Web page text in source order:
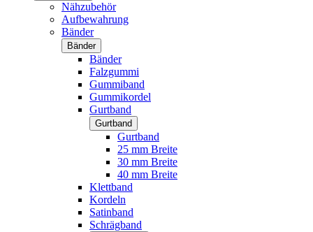
Nähzubehör
Aufbewahrung
Bänder
Bänder
Bänder
Falzgummi
Gummiband
Gummikordel
Gurtband
Gurtband
Gurtband
25 mm Breite
30 mm Breite
40 mm Breite
Klettband
Kordeln
Satinband
Schrägband